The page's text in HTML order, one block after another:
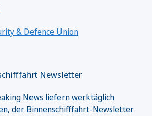
& Defence Union
Newsletter
News liefern werktäglich
der Binnenschifffahrt-Newsletter